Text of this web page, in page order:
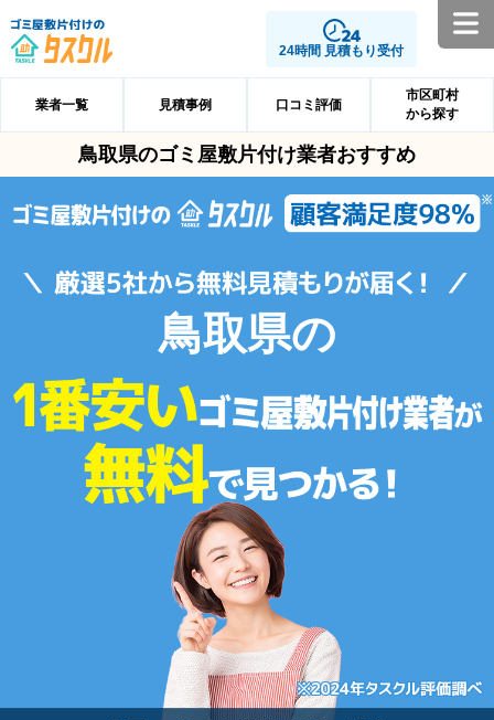
24時間 見積もり受付
業者一覧 見積事例 口コミ評価
市区町村
から探す
鳥取県のゴミ屋敷片付け業者おすすめ
鳥取県の